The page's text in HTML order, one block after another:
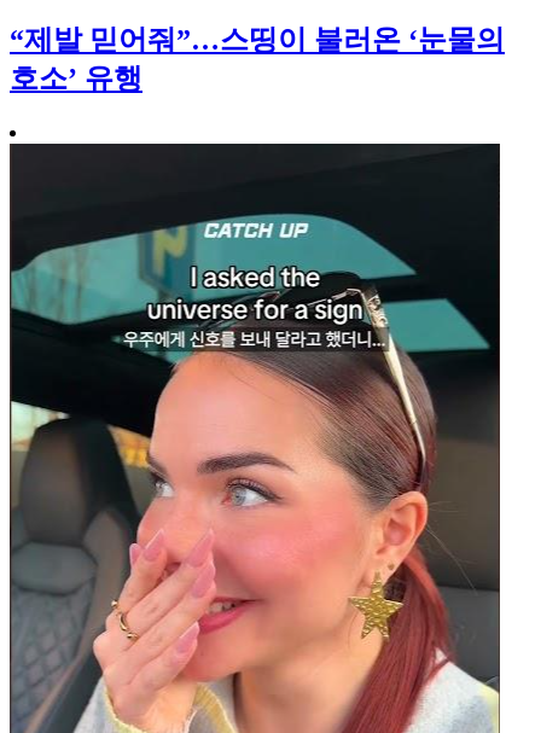
“제발 믿어줘”…스띵이 불러온 ‘눈물의
호소’ 유행